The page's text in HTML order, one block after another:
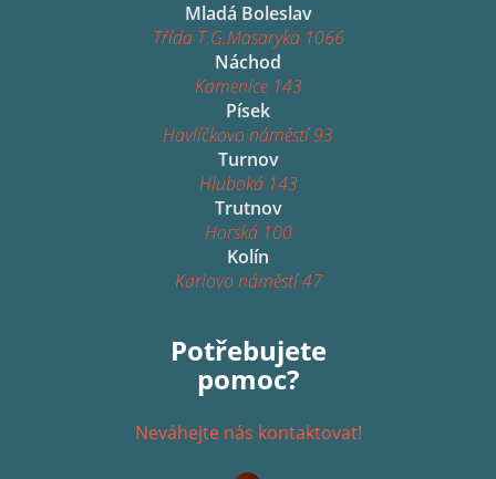
Mladá Boleslav
Třída T.G.Masaryka 1066
Náchod
Kamenice 143
Písek
Havlíčkovo náměstí 93
Turnov
Hluboká 143
Trutnov
Horská 100
Kolín
Karlovo náměstí 47
Potřebujete
pomoc?
Neváhejte nás kontaktovat!